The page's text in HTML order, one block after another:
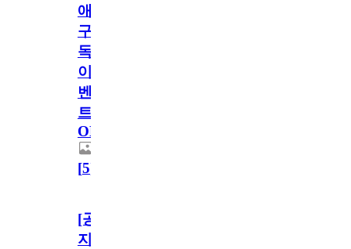
애
구
독
이
벤
트
OPEN!
[5]
[공
지]